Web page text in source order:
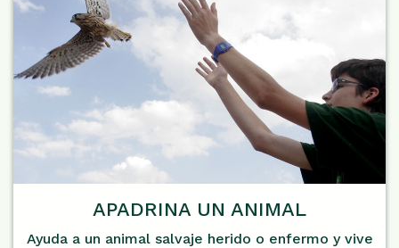
APADRINA UN ANIMAL
Ayuda a un animal salvaje herido o enfermo y vive